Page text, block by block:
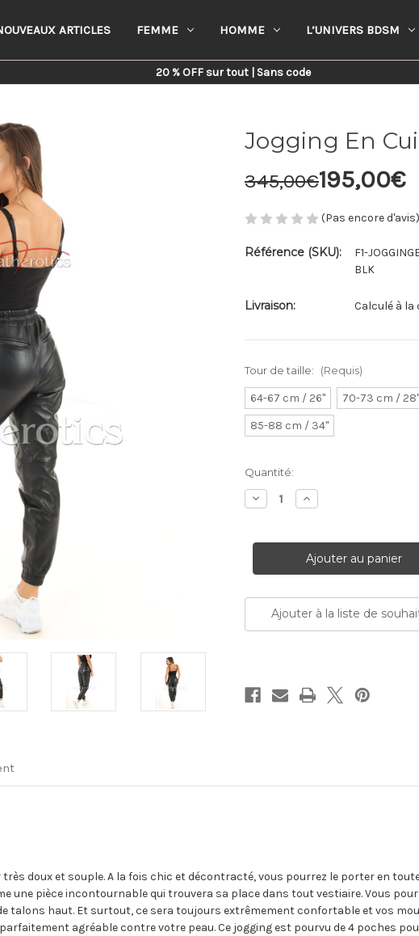
ARTICLES FEMME HOMME L’UNIVERS BDSM
20 % OFF sur tout | Sans code
Home Femme Jogging En Cuir Femme
Jogging En
345,00€195,00€
(Pas encore d'avis)
Référence (SKU):
F1-
BLK
Livraison: Calculé à la
Tour de taille: (Requis)
64-67 cm / 26" 70-73 cm / 28"
85-88 cm / 34"
Stock
Actuel:
Quantité:
Diminuer
la
Augmenter
la
Ajouter à la liste de
doux et souple. A la fois chic et décontracté, vous pourrez le porter en
une pièce incontournable qui trouvera sa place dans tout vestiaire. Vous
talons haut. Et surtout, ce sera toujours extrêmement confortable et vos
agréable contre votre peau. Ce jogging est pourvu de 4 poches